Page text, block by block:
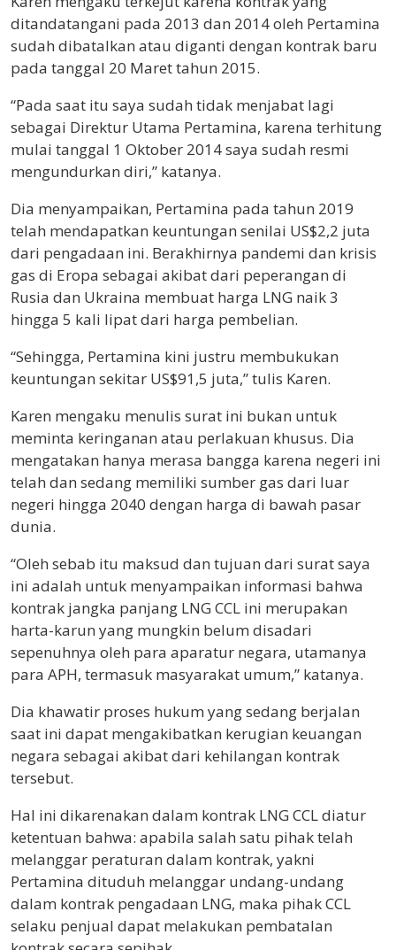
ditandatangani pada 2013 dan 2014 oleh Pertamina
sudah dibatalkan atau diganti dengan kontrak baru
pada tanggal 20 Maret tahun 2015.
“Pada saat itu saya sudah tidak menjabat lagi
sebagai Direktur Utama Pertamina, karena terhitung
mulai tanggal 1 Oktober 2014 saya sudah resmi
mengundurkan diri,” katanya.
Dia menyampaikan, Pertamina pada tahun 2019
telah mendapatkan keuntungan senilai US$2,2 juta
dari pengadaan ini. Berakhirnya pandemi dan krisis
gas di Eropa sebagai akibat dari peperangan di
Rusia dan Ukraina membuat harga LNG naik 3
hingga 5 kali lipat dari harga pembelian.
“Sehingga, Pertamina kini justru membukukan
keuntungan sekitar US$91,5 juta,” tulis Karen.
Karen mengaku menulis surat ini bukan untuk
meminta keringanan atau perlakuan khusus. Dia
mengatakan hanya merasa bangga karena negeri ini
telah dan sedang memiliki sumber gas dari luar
negeri hingga 2040 dengan harga di bawah pasar
dunia.
“Oleh sebab itu maksud dan tujuan dari surat saya
ini adalah untuk menyampaikan informasi bahwa
kontrak jangka panjang LNG CCL ini merupakan
harta-karun yang mungkin belum disadari
sepenuhnya oleh para aparatur negara, utamanya
para APH, termasuk masyarakat umum,” katanya.
Dia khawatir proses hukum yang sedang berjalan
saat ini dapat mengakibatkan kerugian keuangan
negara sebagai akibat dari kehilangan kontrak
tersebut.
Hal ini dikarenakan dalam kontrak LNG CCL diatur
ketentuan bahwa: apabila salah satu pihak telah
melanggar peraturan dalam kontrak, yakni
Pertamina dituduh melanggar undang-undang
dalam kontrak pengadaan LNG, maka pihak CCL
selaku penjual dapat melakukan pembatalan